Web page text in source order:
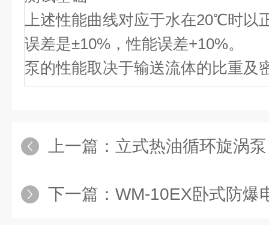
上述性能曲线对应于水在20℃时以
误差是±10%，性能误差+10%。
泵的性能取决于输送流体的比重及
上一篇： 立式热油循环旋涡泵
下一篇： WM-10EX卧式防爆